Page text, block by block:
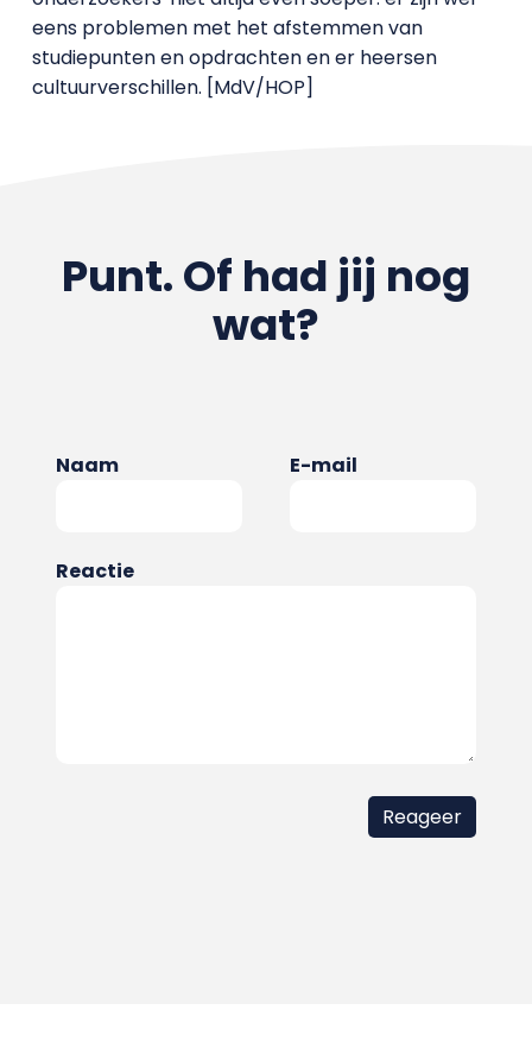
eens problemen met het afstemmen van
studiepunten en opdrachten en er heersen
cultuurverschillen. [MdV/HOP]
Punt. Of had jij nog
wat?
Naam E-mail
Reactie